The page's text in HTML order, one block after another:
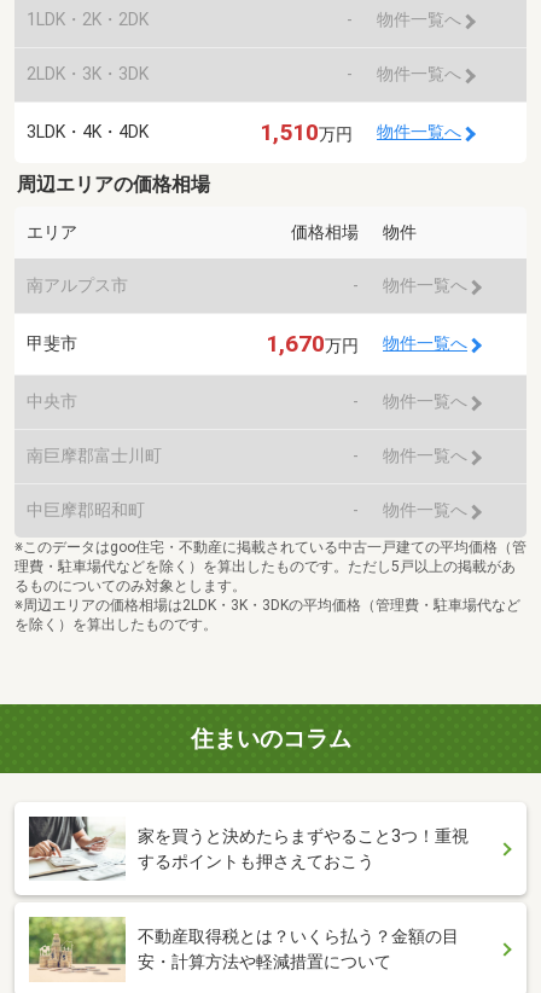
1LDK・2K・2DK - 物件一覧へ
2LDK・3K・3DK - 物件一覧へ
3LDK・4K・4DK 1,510万円 物件一覧へ
周辺エリアの価格相場
エリア 価格相場 物件
南アルプス市 - 物件一覧へ
甲斐市 1,670万円 物件一覧へ
中央市 - 物件一覧へ
南巨摩郡富士川町 - 物件一覧へ
中巨摩郡昭和町 - 物件一覧へ
※このデータはgoo住宅・不動産に掲載されている中古一戸建ての平均価格（管
理費・駐車場代などを除く）を算出したものです。ただし5戸以上の掲載があ
るものについてのみ対象とします。
※周辺エリアの価格相場は2LDK・3K・3DKの平均価格（管理費・駐車場代など
を除く）を算出したものです。
住まいのコラム
家を買うと決めたらまずやること3つ！重視
するポイントも押さえておこう
不動産取得税とは？いくら払う？金額の目
安・計算方法や軽減措置について